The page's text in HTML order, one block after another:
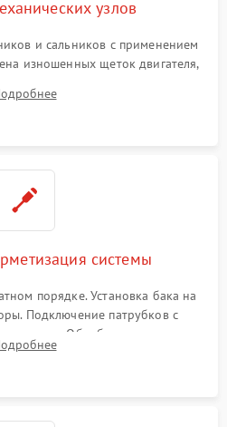
узлов
и сальников с применением
изношенных щеток двигателя,
резиновой манжеты.
системы
порядке. Установка бака на
Подключение патрубков с
Обработка стыков
возможных протечек воды.